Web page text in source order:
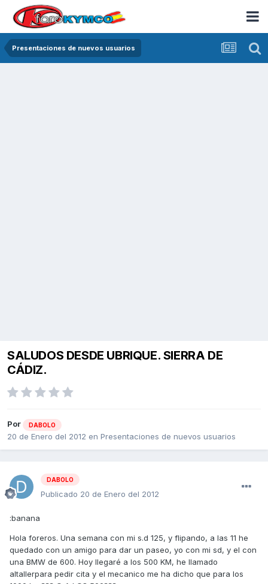
Presentaciones de nuevos usuarios
SALUDOS DESDE UBRIQUE. SIERRA DE
CÁDIZ.
Por DABOLO
20 de Enero del 2012 en Presentaciones de nuevos usuarios
DABOLO
Publicado 20 de Enero del 2012
:banana
Hola foreros. Una semana con mi s.d 125, y flipando, a las 11 he
quedado con un amigo para dar un paseo, yo con mi sd, y el con
una BMW de 600. Hoy llegaré a los 500 KM, he llamado
altallerpara pedir cita y el mecanico me ha dicho que para los